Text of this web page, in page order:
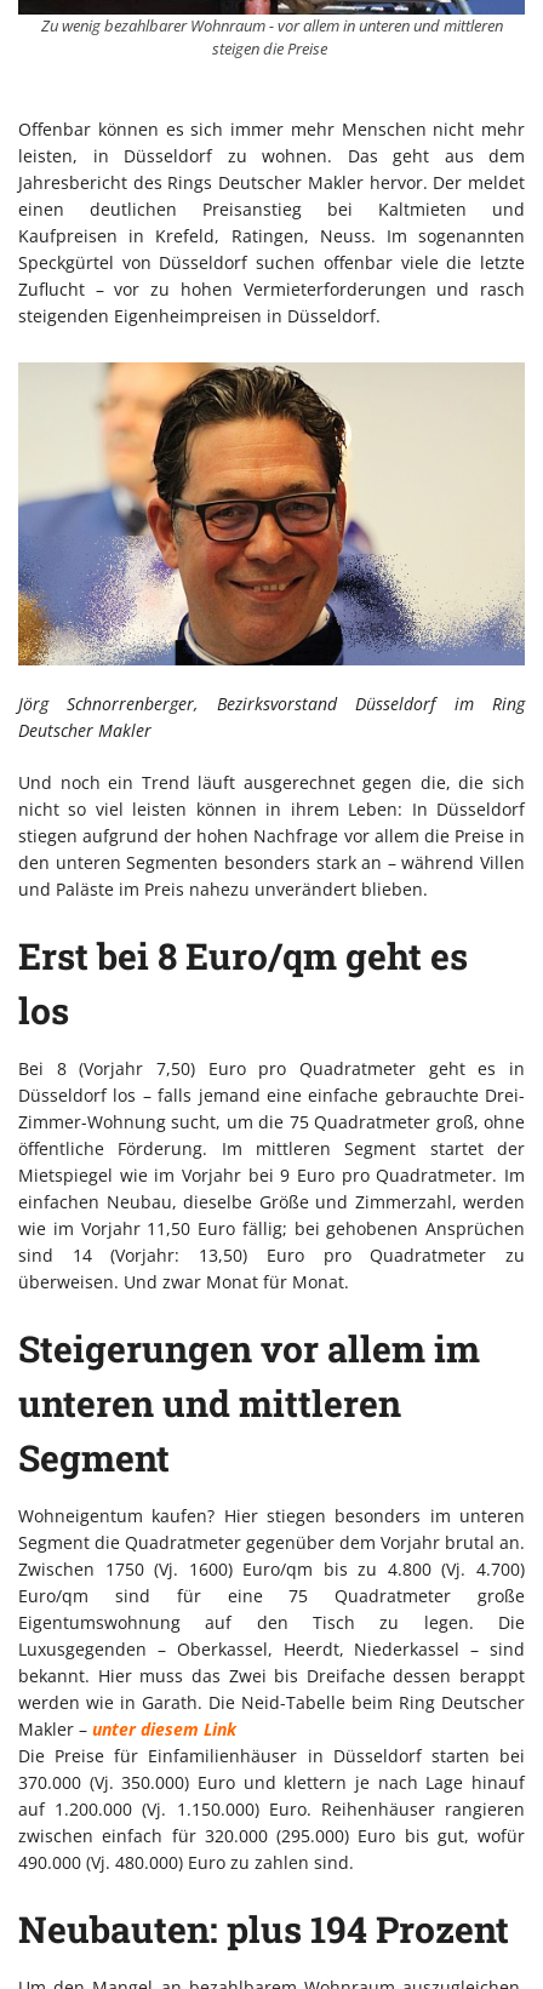
Zu wenig bezahlbarer Wohnraum - vor allem in unteren und mittleren
steigen die Preise
Offenbar können es sich immer mehr Menschen nicht mehr
leisten, in Düsseldorf zu wohnen. Das geht aus dem
Jahresbericht des Rings Deutscher Makler hervor. Der meldet
einen deutlichen Preisanstieg bei Kaltmieten und
Kaufpreisen in Krefeld, Ratingen, Neuss. Im sogenannten
Speckgürtel von Düsseldorf suchen offenbar viele die letzte
Zuflucht – vor zu hohen Vermieterforderungen und rasch
steigenden Eigenheimpreisen in Düsseldorf.
Jörg Schnorrenberger, Bezirksvorstand Düsseldorf im Ring
Deutscher Makler
Und noch ein Trend läuft ausgerechnet gegen die, die sich
nicht so viel leisten können in ihrem Leben: In Düsseldorf
stiegen aufgrund der hohen Nachfrage vor allem die Preise in
den unteren Segmenten besonders stark an – während Villen
und Paläste im Preis nahezu unverändert blieben.
Erst bei 8 Euro/qm geht es
los
Bei 8 (Vorjahr 7,50) Euro pro Quadratmeter geht es in
Düsseldorf los – falls jemand eine einfache gebrauchte Drei-
Zimmer-Wohnung sucht, um die 75 Quadratmeter groß, ohne
öffentliche Förderung. Im mittleren Segment startet der
Mietspiegel wie im Vorjahr bei 9 Euro pro Quadratmeter. Im
einfachen Neubau, dieselbe Größe und Zimmerzahl, werden
wie im Vorjahr 11,50 Euro fällig; bei gehobenen Ansprüchen
sind 14 (Vorjahr: 13,50) Euro pro Quadratmeter zu
überweisen. Und zwar Monat für Monat.
Steigerungen vor allem im
unteren und mittleren
Segment
Wohneigentum kaufen? Hier stiegen besonders im unteren
Segment die Quadratmeter gegenüber dem Vorjahr brutal an.
Zwischen 1750 (Vj. 1600) Euro/qm bis zu 4.800 (Vj. 4.700)
Euro/qm sind für eine 75 Quadratmeter große
Eigentumswohnung auf den Tisch zu legen. Die
Luxusgegenden – Oberkassel, Heerdt, Niederkassel – sind
bekannt. Hier muss das Zwei bis Dreifache dessen berappt
werden wie in Garath. Die Neid-Tabelle beim Ring Deutscher
Makler – unter diesem Link
Die Preise für Einfamilienhäuser in Düsseldorf starten bei
370.000 (Vj. 350.000) Euro und klettern je nach Lage hinauf
auf 1.200.000 (Vj. 1.150.000) Euro. Reihenhäuser rangieren
zwischen einfach für 320.000 (295.000) Euro bis gut, wofür
490.000 (Vj. 480.000) Euro zu zahlen sind.
Neubauten: plus 194 Prozent